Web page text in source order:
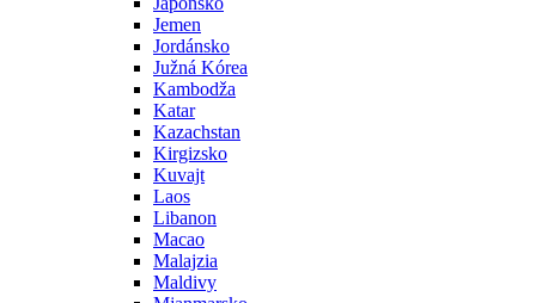
Jemen
Jordánsko
Južná Kórea
Kambodža
Katar
Kazachstan
Kirgizsko
Kuvajt
Laos
Libanon
Macao
Malajzia
Maldivy